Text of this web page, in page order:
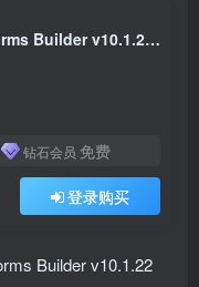
WP Cost Estimation & Payment Forms Builder v10.1.22 Plugins
钻石会员 免费
登录购买